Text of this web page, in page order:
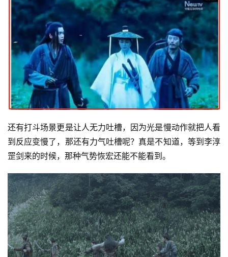
投
稿
每
日
好
诗
还有打斗场景更是让人无力吐槽，因为光是慢动作就把人看
到反应变慢了，那还有力气吐槽呢？真是不知道，等到李淳
罡剑来的时候，那种气势恢宏还能不能看到。